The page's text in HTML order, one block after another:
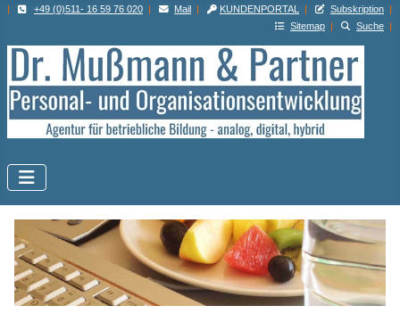
| +49 (0)511- 16 59 76 020 | Mail | KUNDENPORTAL | Subskription |
Sitemap | Suche |